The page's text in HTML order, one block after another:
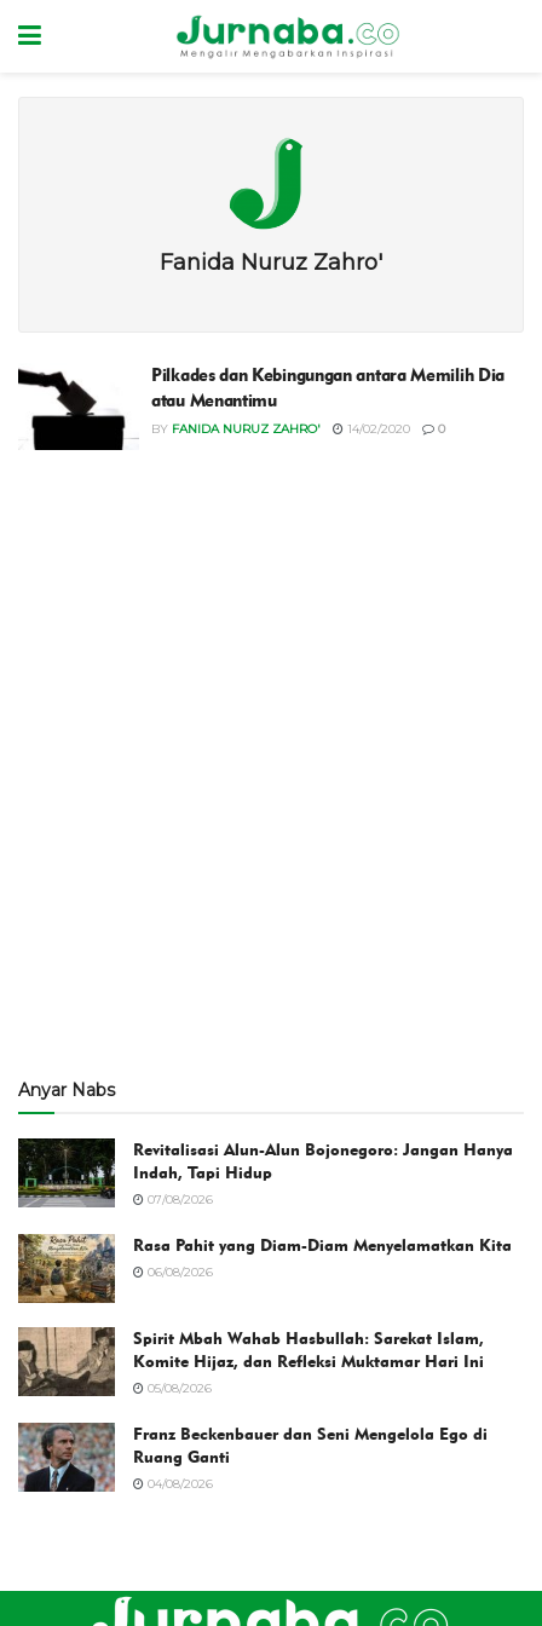
Fanida Nuruz Zahro'
Pilkades dan Kebingungan antara Memilih Dia
atau Menantimu
BY FANIDA NURUZ ZAHRO' 14/02/2020 0
Anyar Nabs
Revitalisasi Alun-Alun Bojonegoro: Jangan Hanya
Indah, Tapi Hidup
07/08/2026
Rasa Pahit yang Diam-Diam Menyelamatkan Kita
06/08/2026
Spirit Mbah Wahab Hasbullah: Sarekat Islam,
Komite Hijaz, dan Refleksi Muktamar Hari Ini
05/08/2026
Franz Beckenbauer dan Seni Mengelola Ego di
Ruang Ganti
04/08/2026